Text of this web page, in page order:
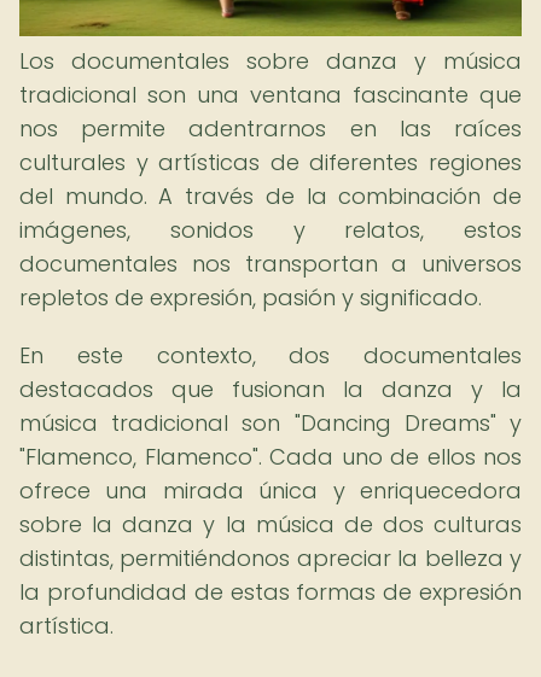
Los documentales sobre danza y música
tradicional son una ventana fascinante que
nos permite adentrarnos en las raíces
culturales y artísticas de diferentes regiones
del mundo. A través de la combinación de
imágenes, sonidos y relatos, estos
documentales nos transportan a universos
repletos de expresión, pasión y significado.
En este contexto, dos documentales
destacados que fusionan la danza y la
música tradicional son "Dancing Dreams" y
"Flamenco, Flamenco". Cada uno de ellos nos
ofrece una mirada única y enriquecedora
sobre la danza y la música de dos culturas
distintas, permitiéndonos apreciar la belleza y
la profundidad de estas formas de expresión
artística.